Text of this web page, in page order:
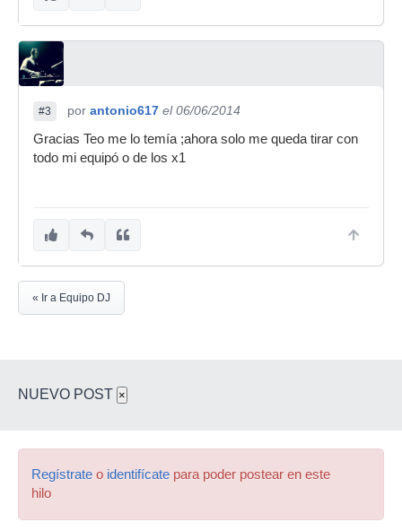
#3 por antonio617 el 06/06/2014
Gracias Teo me lo temía ;ahora solo me queda tirar con
todo mi equipó o de los x1
« Ir a Equipo DJ
NUEVO POST ×
Regístrate o identifícate para poder postear en este
hilo